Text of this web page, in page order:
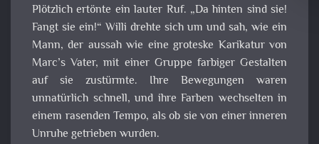
Plötzlich ertönte ein lauter Ruf. „Da hinten sind sie!
Fangt sie ein!“ Willi drehte sich um und sah, wie ein
Mann, der aussah wie eine groteske Karikatur von
Marc’s Vater, mit einer Gruppe farbiger Gestalten
auf sie zustürmte. Ihre Bewegungen waren
unnatürlich schnell, und ihre Farben wechselten in
einem rasenden Tempo, als ob sie von einer inneren
Unruhe getrieben wurden.